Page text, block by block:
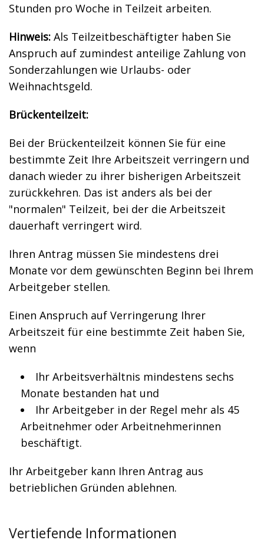
Stunden pro Woche in Teilzeit arbeiten.
Hinweis: Als Teilzeitbeschäftigter haben Sie
Anspruch auf zumindest anteilige Zahlung von
Sonderzahlungen wie Urlaubs- oder
Weihnachtsgeld.
Brückenteilzeit:
Bei der Brückenteilzeit können Sie für eine
bestimmte Zeit Ihre Arbeitszeit verringern und
danach wieder zu ihrer bisherigen Arbeitszeit
zurückkehren. Das ist anders als bei der
"normalen" Teilzeit, bei der die Arbeitszeit
dauerhaft verringert wird.
Ihren Antrag müssen Sie mindestens drei
Monate vor dem gewünschten Beginn bei Ihrem
Arbeitgeber stellen.
Einen Anspruch auf Verringerung Ihrer
Arbeitszeit für eine bestimmte Zeit haben Sie,
wenn
Ihr Arbeitsverhältnis mindestens sechs
Monate bestanden hat und
Ihr Arbeitgeber in der Regel mehr als 45
Arbeitnehmer oder Arbeitnehmerinnen
beschäftigt.
Ihr Arbeitgeber kann Ihren Antrag aus
betrieblichen Gründen ablehnen.
Vertiefende Informationen